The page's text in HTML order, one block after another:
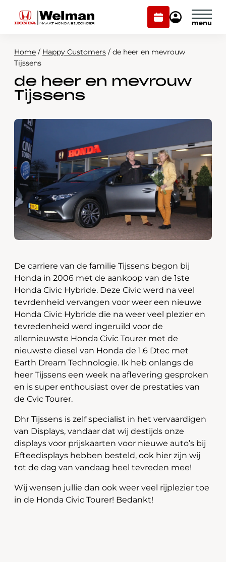
Plan
onderhoud
Mijn
Modellen
Voorraad
Over ons
Webshop
Contact
Plan onderhoud
Home / Happy Customers / de heer en mevrouw
Tijssens
de heer en mevrouw
Tijssens
De carriere van de familie Tijssens begon bij
Honda in 2006 met de aankoop van de 1ste
Honda Civic Hybride. Deze Civic werd na veel
tevrdenheid vervangen voor weer een nieuwe
Honda Civic Hybride die na weer veel plezier en
tevredenheid werd ingeruild voor de
allernieuwste Honda Civic Tourer met de
nieuwste diesel van Honda de 1.6 Dtec met
Earth Dream Technologie. Ik heb onlangs de
heer Tijssens een week na aflevering gesproken
en is super enthousiast over de prestaties van
de Cvic Tourer.
Dhr Tijssens is zelf specialist in het vervaardigen
van Displays, vandaar dat wij destijds onze
displays voor prijskaarten voor nieuwe auto’s bij
Efteedisplays hebben besteld, ook hier zijn wij
tot de dag van vandaag heel tevreden mee!
Wij wensen jullie dan ook weer veel rijplezier toe
in de Honda Civic Tourer! Bedankt!